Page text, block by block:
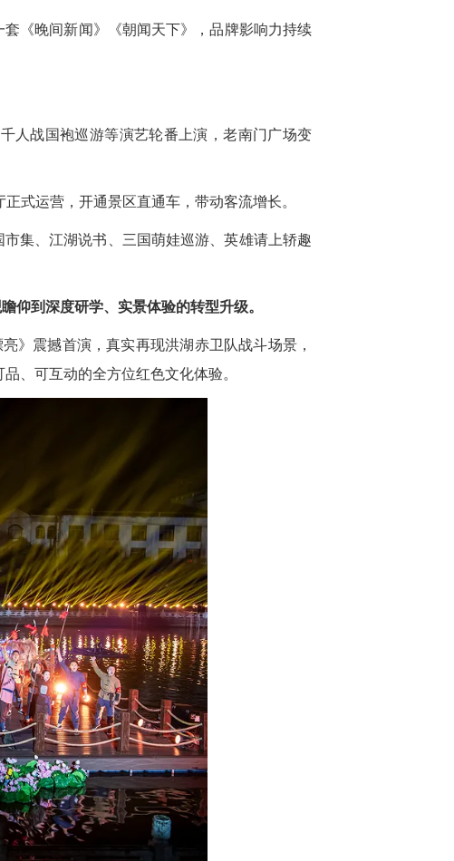
《晚间新闻》《朝闻天下》，品牌影响力持续
人战国袍巡游等演艺轮番上演，老南门广场变
式运营，开通景区直通车，带动客流增长。
集、江湖说书、三国萌娃巡游、英雄请上轿趣
仰到深度研学、实景体验的转型升级。
》震撼首演，真实再现洪湖赤卫队战斗场景，
、可互动的全方位红色文化体验。